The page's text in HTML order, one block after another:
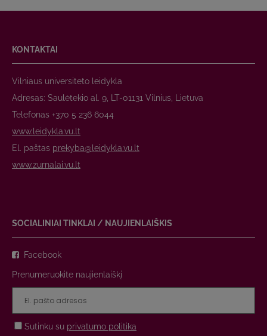
KONTAKTAI
Vilniaus universiteto leidykla
Adresas: Saulėtekio al. 9, LT-01131 Vilnius, Lietuva
Telefonas +370 5 236 6044
www.leidykla.vu.lt
El. paštas prekyba@leidykla.vu.lt
www.zurnalai.vu.lt
SOCIALINIAI TINKLAI / NAUJIENLAIŠKIS
Facebook
Prenumeruokite naujienlaiškį
Sutinku su privatumo politika